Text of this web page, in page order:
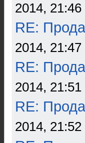
2014, 21:46
RE:
2014, 21:47
RE:
2014, 21:51
RE:
2014, 21:52